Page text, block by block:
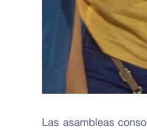
Las asambleas